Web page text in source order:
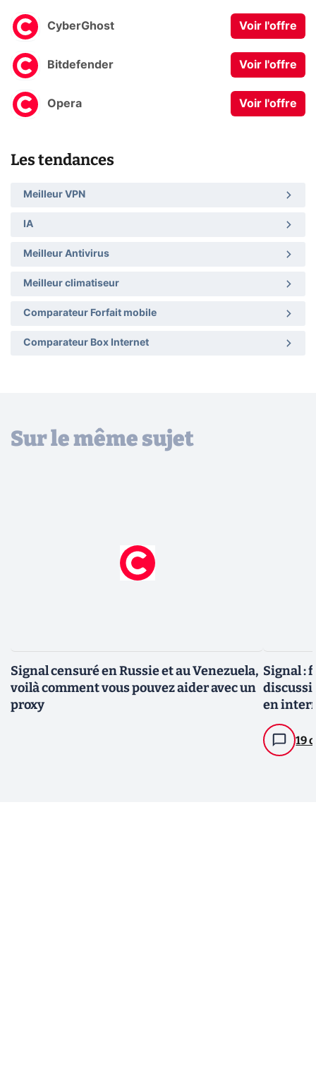
CyberGhost Voir l'offre
Bitdefender Voir l'offre
Opera Voir l'offre
Les tendances
Meilleur VPN
IA
Meilleur Antivirus
Meilleur climatiseur
Comparateur Forfait mobile
Comparateur Box Internet
Sur le même sujet
Signal censuré en Russie et au Venezuela,
voilà comment vous pouvez aider avec un
proxy
Signal :
en
19